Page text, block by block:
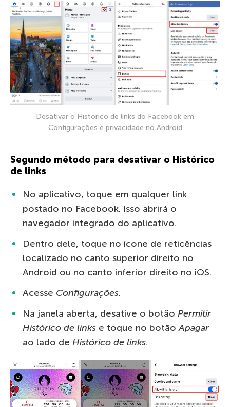
Desativar o Histórico de links do Facebook em
Configurações e privacidade no Android
Segundo método para desativar o Histórico
de links
No aplicativo, toque em qualquer link
postado no Facebook. Isso abrirá o
navegador integrado do aplicativo.
Dentro dele, toque no ícone de reticências
localizado no canto superior direito no
Android ou no canto inferior direito no iOS.
Acesse Configurações.
Na janela aberta, desative o botão Permitir
Histórico de links e toque no botãoApagar
ao lado de Histórico de links.